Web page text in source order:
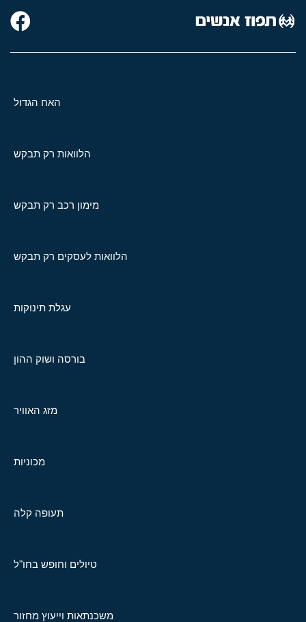
האח הגדול
הלוואות רק תבקש
מימון רכב רק תבקש
הלוואות לעסקים רק תבקש
עגלת תינוקות
בורסה ושוק ההון
מזג האוויר
מכוניות
תעופה קלה
טיולים וחופש בחו"ל
משכנתאות וייעוץ מחזור